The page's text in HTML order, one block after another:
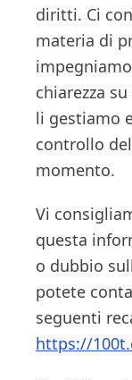
diritti. Ci
materia di
chiarezza
li gestiamo
controllo
momento.
Vi
questa
o dubbio
potete
seguenti
https://